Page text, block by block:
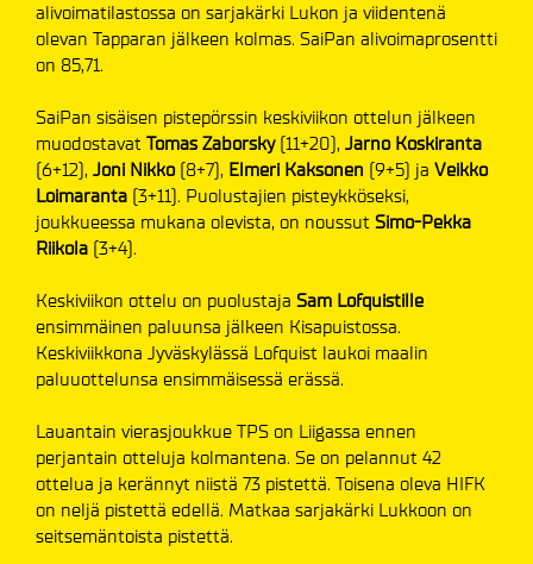
alivoimatilastossa on sarjakärki Lukon ja viidentenä
olevan Tapparan jälkeen kolmas. SaiPan alivoimaprosentti
on 85,71.
SaiPan sisäisen pistepörssin keskiviikon ottelun jälkeen
muodostavat Tomas Zaborsky (11+20), Jarno Koskiranta
(6+12), Joni Nikko(8+7), Elmeri Kaksonen (9+5) ja Veikko
Loimaranta (3+11). Puolustajien pisteykköseksi,
joukkueessa mukana olevista, on noussut Simo-Pekka
Riikola (3+4).
Keskiviikon ottelu on puolustaja Sam Lofquistille
ensimmäinen paluunsa jälkeen Kisapuistossa.
Keskiviikkona Jyväskylässä Lofquist laukoi maalin
paluuottelunsa ensimmäisessä erässä.
Lauantain vierasjoukkue TPS on Liigassa ennen
perjantain otteluja kolmantena. Se on pelannut 42
ottelua ja kerännyt niistä 73 pistettä. Toisena oleva HIFK
on neljä pistettä edellä. Matkaa sarjakärki Lukkoon on
seitsemäntoista pistettä.